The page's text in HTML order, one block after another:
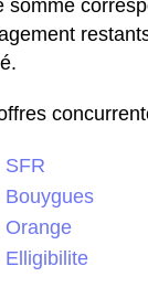
somme
SFR
Bouygues
Orange
Elligibilite